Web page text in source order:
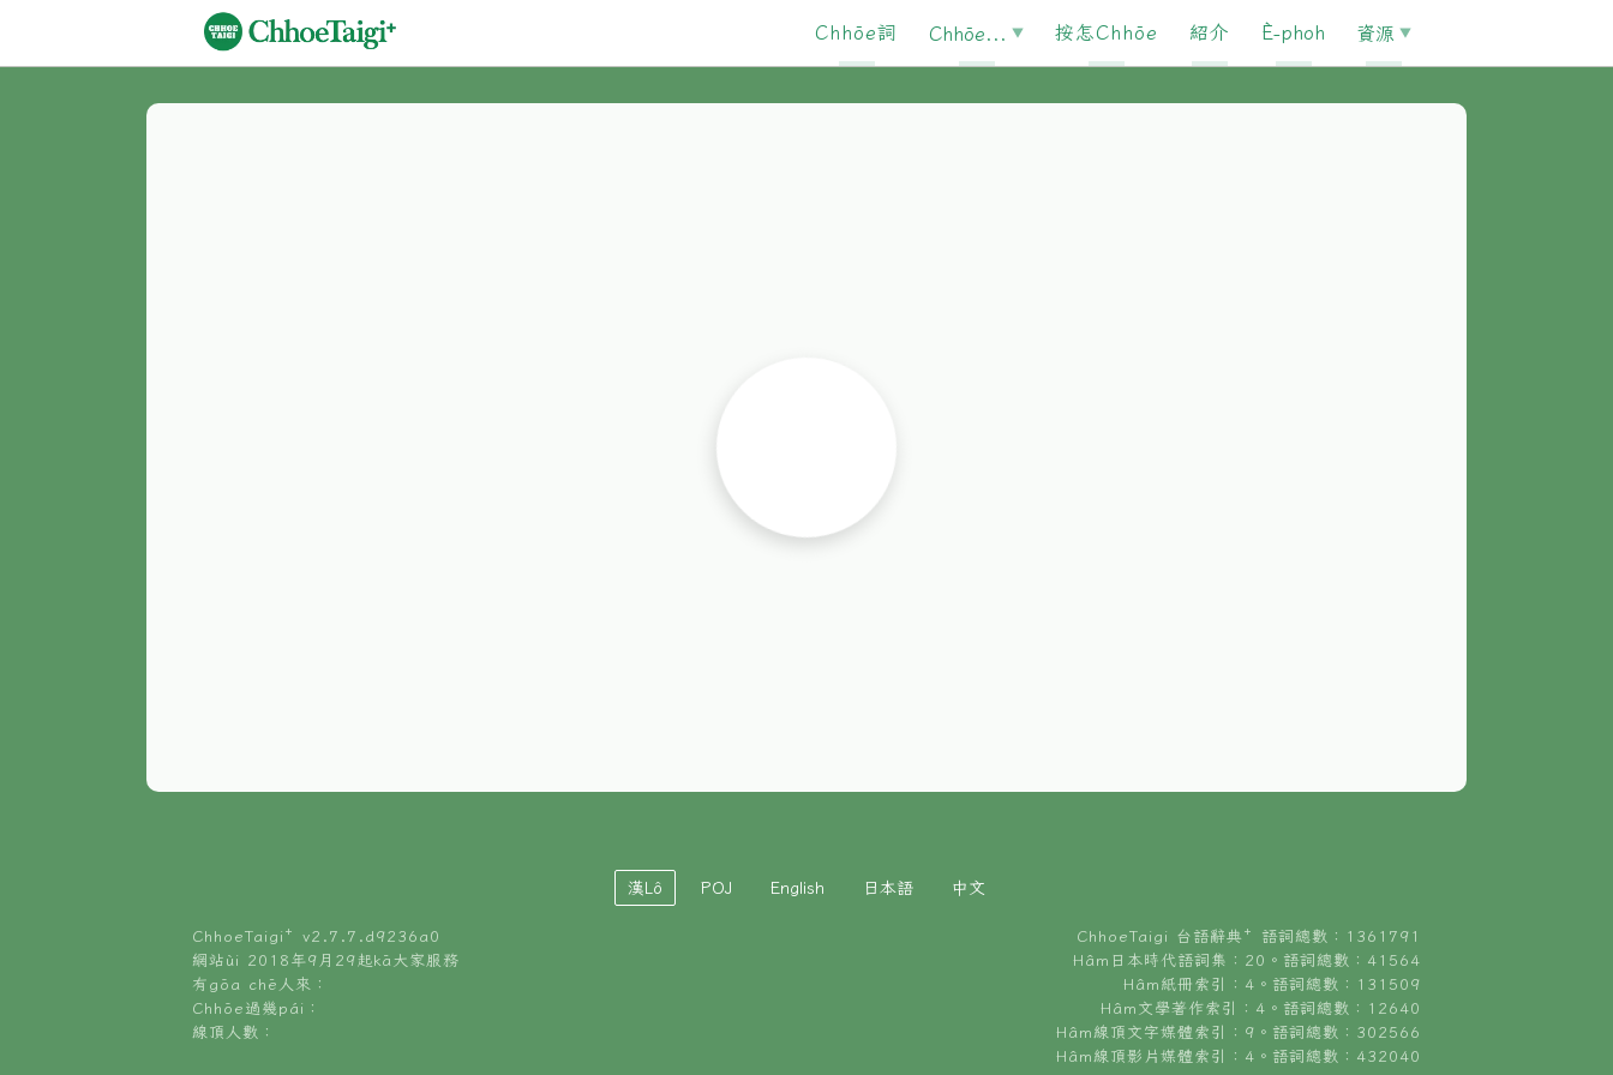
Chhōe詞 Chhōe... 按怎Chhōe 紹介 È-phoh 資源
漢Lô POJ English 日本語 中文
ChhoeTaigi⁺ v2.7.7.d9236a0
網站ùi 2018年9月29起kā大家服務
有gōa chē人來：
Chhōe過幾pái：
線頂人數：
ChhoeTaigi 台語辭典⁺ 語詞總數：1361791
Hâm日本時代語詞集：20。語詞總數：41564
Hâm紙冊索引：4。語詞總數：131509
Hâm文學著作索引：4。語詞總數：12640
Hâm線頂文字媒體索引：9。語詞總數：302566
Hâm線頂影片媒體索引：4。語詞總數：432040